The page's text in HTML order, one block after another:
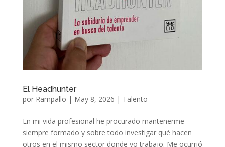
El Headhunter
por Rampallo | May 8, 2026 | Talento
En mi vida profesional he procurado mantenerme
siempre formado y sobre todo investigar qué hacen
otros en el mismo sector donde yo trabajo. Me ocurrió